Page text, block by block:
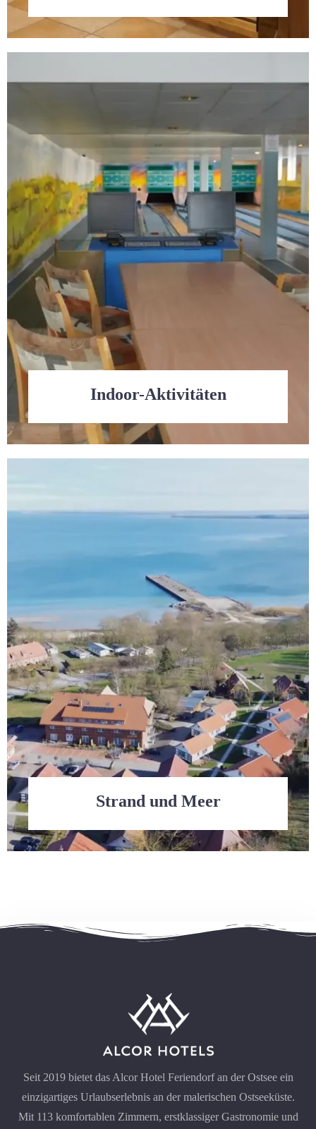
Indoor-Aktivitäten
Strand und Meer
Seit 2019 bietet das Alcor Hotel Feriendorf an der Ostsee ein
einzigartiges Urlaubserlebnis an der malerischen Ostseeküste.
Mit 113 komfortablen Zimmern, erstklassiger Gastronomie und